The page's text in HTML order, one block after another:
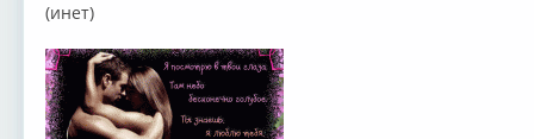
(инет)